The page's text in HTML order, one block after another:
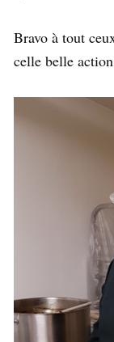
Bravo à tout
celle belle